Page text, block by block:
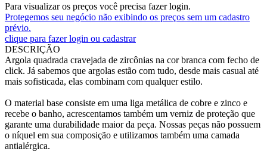
Para visualizar os preços você precisa fazer login.
Protegemos seu negócio não exibindo os preços sem um cadastro
prévio.
clique para fazer login ou cadastrar
DESCRIÇÃO
Argola quadrada cravejada de zircônias na cor branca com fecho de
click. Já sabemos que argolas estão com tudo, desde mais casual até
mais sofisticada, elas combinam com qualquer estilo.
O material base consiste em uma liga metálica de cobre e zinco e
recebe o banho, acrescentamos também um verniz de proteção que
garante uma durabilidade maior da peça. Nossas peças não possuem
o níquel em sua composição e utilizamos também uma camada
antialérgica.